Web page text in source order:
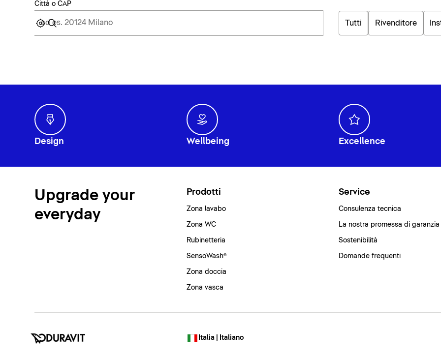
Città o CAP
Tutti Rivenditore
Design Wellbeing Excellence
Upgrade your
everyday
Prodotti
Zona lavabo
Zona WC
Rubinetteria
SensoWash®
Zona doccia
Zona vasca
Service
Consulenza tecnica
La nostra promessa di garanzia
Sostenibilità
Domande frequenti
Italia | Italiano